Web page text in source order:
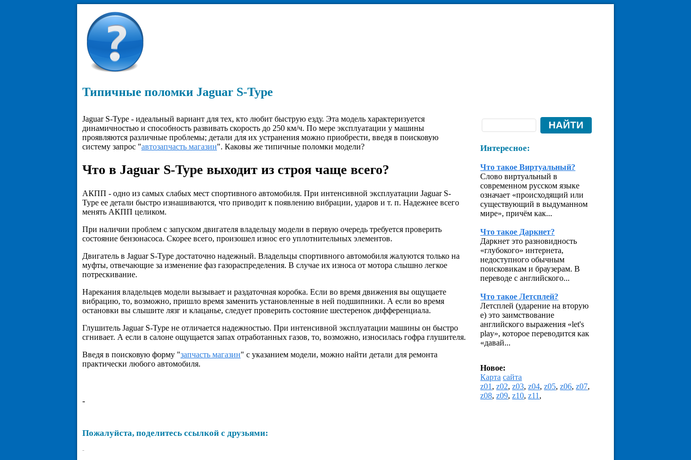
Типичные поломки Jaguar S-Type
Jaguar S-Type - идеальный вариант для тех, кто любит быструю езду. Эта модель характеризуется
динамичностью и способность развивать скорость до 250 км/ч. По мере эксплуатации у машины
проявляются различные проблемы; детали для их устранения можно приобрести, введя в поисковую
систему запрос "автозапчасть магазин". Каковы же типичные поломки модели?
Что в Jaguar S-Type выходит из строя чаще всего?
АКПП - одно из самых слабых мест спортивного автомобиля. При интенсивной эксплуатации Jaguar S-
Type ее детали быстро изнашиваются, что приводит к появлению вибрации, ударов и т. п. Надежнее всего
менять АКПП целиком.
При наличии проблем с запуском двигателя владельцу модели в первую очередь требуется проверить
состояние бензонасоса. Скорее всего, произошел износ его уплотнительных элементов.
Двигатель в Jaguar S-Type достаточно надежный. Владельцы спортивного автомобиля жалуются только на
муфты, отвечающие за изменение фаз газораспределения. В случае их износа от мотора слышно легкое
потрескивание.
Нарекания владельцев модели вызывает и раздаточная коробка. Если во время движения вы ощущаете
вибрацию, то, возможно, пришло время заменить установленные в ней подшипники. А если во время
остановки вы слышите лязг и клацанье, следует проверить состояние шестеренок дифференциала.
Глушитель Jaguar S-Type не отличается надежностью. При интенсивной эксплуатации машины он быстро
сгнивает. А если в салоне ощущается запах отработанных газов, то, возможно, износилась гофра глушителя.
Введя в поисковую форму "запчасть магазин" с указанием модели, можно найти детали для ремонта
практически любого автомобиля.
-
Пожалуйста, поделитесь ссылкой с друзьями:
-
Интересное:
Что такое Виртуальный?
Слово виртуальный в
современном русском языке
означает «происходящий или
существующий в выдуманном
мире», причём как...
Что такое Даркнет?
Даркнет это разновидность
«глубокого» интернета,
недоступного обычным
поисковикам и браузерам. В
переводе с английского...
Что такое Летсплей?
Летсплей (ударение на вторую
е) это заимствование
английского выражения «let's
play», которое переводится как
«давай...
Новое:
Карта сайта
z01 ,z02,z03,z04,z05,z06,z07,
z08,z09,z10,z11 ,